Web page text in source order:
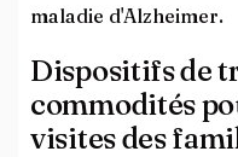
maladie d'Alzheimer.
Dispositifs de
commodités
visites des